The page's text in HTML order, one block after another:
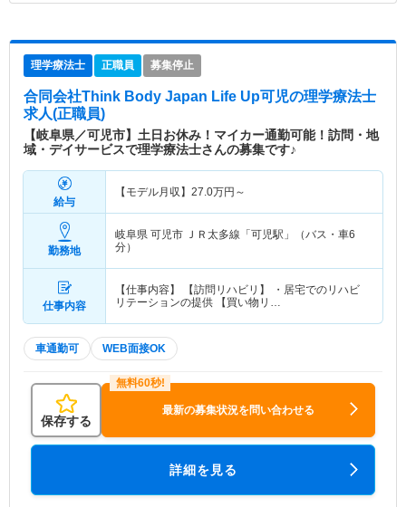
理学療法士 正職員 募集停止
合同会社Think Body Japan Life Up可児の理学療法士
求人(正職員)
【岐阜県／可児市】土日お休み！マイカー通勤可能！訪問・地
域・デイサービスで理学療法士さんの募集です♪
給与
【モデル月収】 27.0万円～
勤務地
岐阜県 可児市 ＪＲ太多線「可児駅」（バス・車6
分）
仕事内容
【仕事内容】 【訪問リハビリ】 ・居宅でのリハビ
リテーションの提供 【買い物リ…
車通勤可 WEB面接OK
保存する
最新の募集状況を問い合わせる
詳細を見る